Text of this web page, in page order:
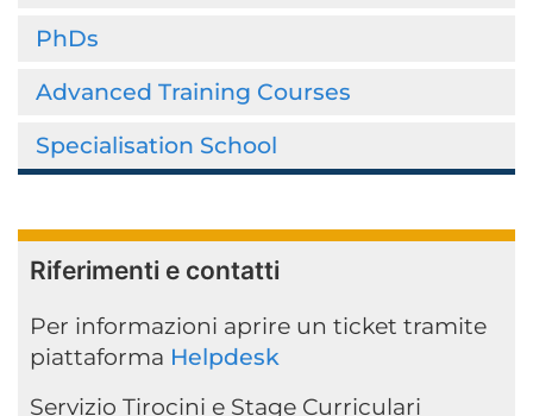
PhDs
Advanced Training Courses
Specialisation School
Riferimenti e contatti
Per informazioni aprire un ticket tramite
piattaforma Helpdesk
Servizio Tirocini e Stage Curriculari